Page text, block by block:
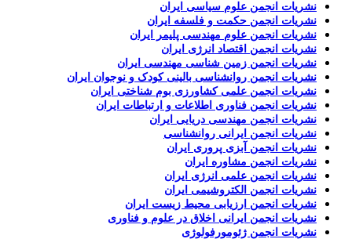
نشریات انجمن علوم سیاسی ایران
نشریات انجمن حکمت و فلسفه ایران
نشریات انجمن علوم مهندسی پلیمر ایران
نشریات انجمن اقتصاد انرژی ایران
نشریات انجمن زمین شناسی مهندسی ایران
نشریات انجمن روانشناسی بالینی کودک و نوجوان ایران
نشریات انجمن علمی کشاورزی بوم شناختی ایران
نشریات انجمن فناوری اطلاعات و ارتباطات ایران
نشریات انجمن مهندسی دریایی ایران
نشریات انجمن ایرانی روانشناسی
نشریات انجمن آبزی پروری ایران
نشریات انجمن مشاوره ایران
نشریات انجمن علمی انرژی ایران
نشریات انجمن الکتروشیمی ایران
نشریات انجمن ارزیابی محیط زیست ایران
نشریات انجمن ایرانی اخلاق در علوم و فناوری
نشریات انجمن ژئومورفولوژی